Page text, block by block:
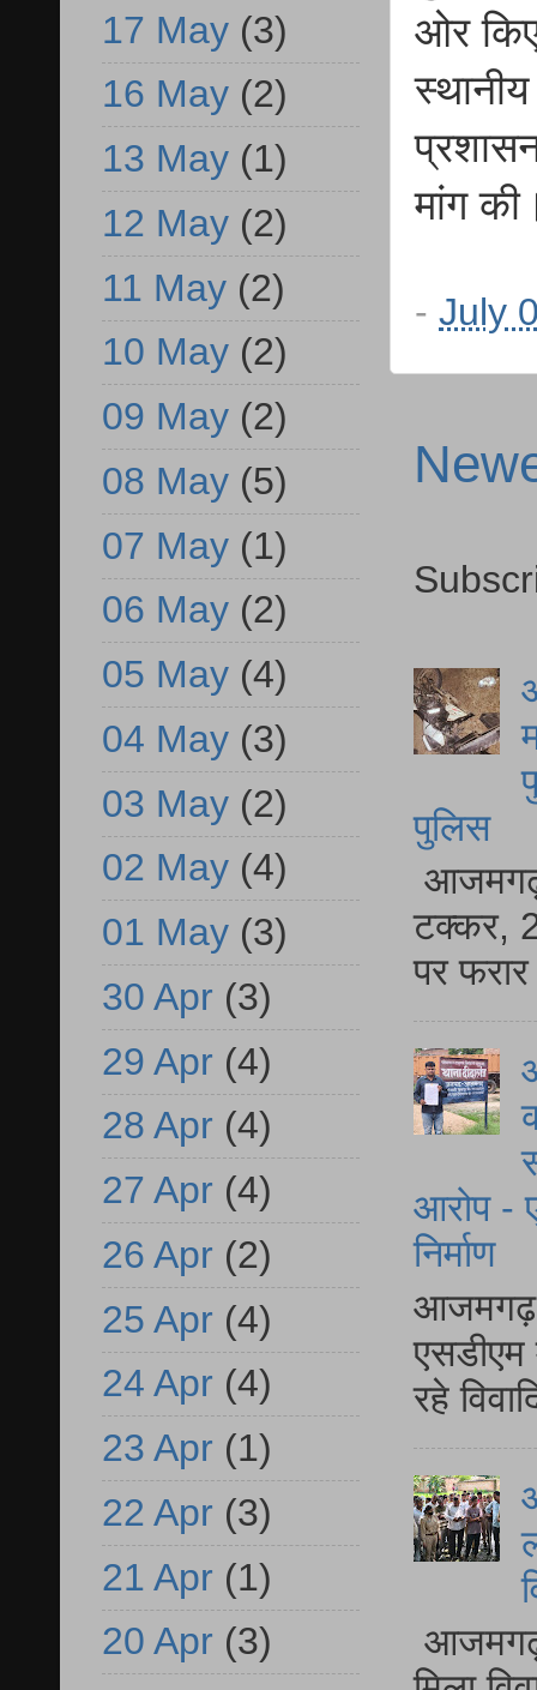
ओर
मांग
- July
पुलिस
आजमगढ़
टक्कर,
पर
आरोप -
निर्माण
आजमगढ़
एसडीएम
रहे
आजमगढ़
17 May (3)
16 May (2)
13 May (1)
12 May (2)
11 May (2)
10 May (2)
09 May (2)
08 May (5)
07 May (1)
06 May (2)
05 May (4)
04 May (3)
03 May (2)
02 May (4)
01 May (3)
30 Apr (3)
29 Apr (4)
28 Apr (4)
27 Apr (4)
26 Apr (2)
25 Apr (4)
24 Apr (4)
23 Apr (1)
22 Apr (3)
21 Apr (1)
20 Apr (3)